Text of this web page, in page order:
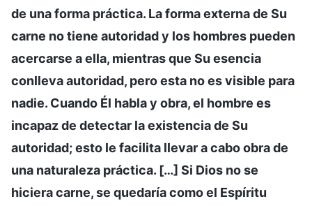
de una forma práctica. La forma externa de Su
carne no tiene autoridad y los hombres pueden
acercarse a ella, mientras que Su esencia
conlleva autoridad, pero esta no es visible para
nadie. Cuando Él habla y obra, el hombre es
incapaz de detectar la existencia de Su
autoridad; esto le facilita llevar a cabo obra de
una naturaleza práctica. […] Si Dios no se
hiciera carne, se quedaría como el Espíritu